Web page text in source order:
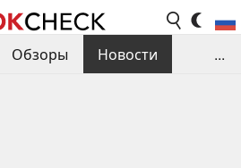
Обзоры
Новости
...